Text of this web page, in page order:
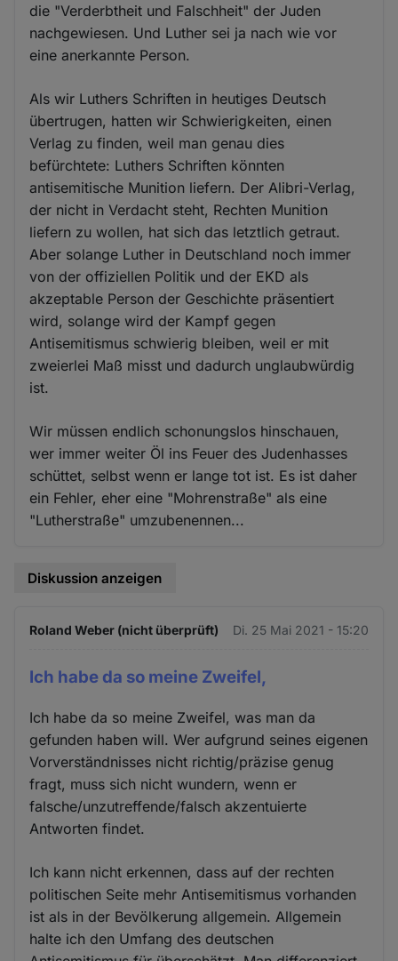
die "Verderbtheit und Falschheit" der Juden
nachgewiesen. Und Luther sei ja nach wie vor
eine anerkannte Person.
Als wir Luthers Schriften in heutiges Deutsch
übertrugen, hatten wir Schwierigkeiten, einen
Verlag zu finden, weil man genau dies
befürchtete: Luthers Schriften könnten
antisemitische Munition liefern. Der Alibri-Verlag,
der nicht in Verdacht steht, Rechten Munition
liefern zu wollen, hat sich das letztlich getraut.
Aber solange Luther in Deutschland noch immer
von der offiziellen Politik und der EKD als
akzeptable Person der Geschichte präsentiert
wird, solange wird der Kampf gegen
Antisemitismus schwierig bleiben, weil er mit
zweierlei Maß misst und dadurch unglaubwürdig
ist.
Wir müssen endlich schonungslos hinschauen,
wer immer weiter Öl ins Feuer des Judenhasses
schüttet, selbst wenn er lange tot ist. Es ist daher
ein Fehler, eher eine "Mohrenstraße" als eine
"Lutherstraße" umzubenennen...
Diskussion anzeigen
Roland Weber (nicht überprüft) Di. 25 Mai 2021 - 15:20
Ich habe da so meine Zweifel,
Ich habe da so meine Zweifel, was man da
gefunden haben will. Wer aufgrund seines eigenen
Vorverständnisses nicht richtig/präzise genug
fragt, muss sich nicht wundern, wenn er
falsche/unzutreffende/falsch akzentuierte
Antworten findet.
Ich kann nicht erkennen, dass auf der rechten
politischen Seite mehr Antisemitismus vorhanden
ist als in der Bevölkerung allgemein. Allgemein
halte ich den Umfang des deutschen